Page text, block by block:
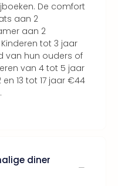
De comfort
aan 2
aan 2
tot 3 jaar
van hun ouders of
van 4 tot 5 jaar
13 tot 17 jaar €44
diner